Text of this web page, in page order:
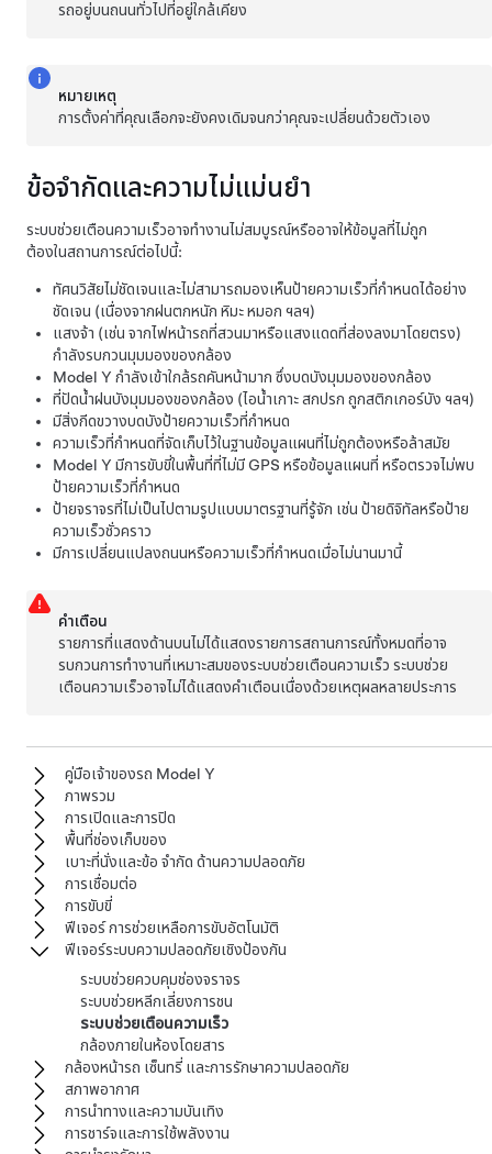
รถอยู่บนถนนทั่วไปที่อยู่ใกล้เคียง
หมายเหตุ
การตั้งค่าที่คุณเลือกจะยังคงเดิมจนกว่าคุณจะเปลี่ยนด้วยตัวเอง
ข้อจำกัดและความไม่แม่นยำ
ระบบช่วยเตือนความเร็วอาจทำงานไม่สมบูรณ์หรืออาจให้ข้อมูลที่ไม่ถูก
ต้องในสถานการณ์ต่อไปนี้:
ทัศนวิสัยไม่ชัดเจนและไม่สามารถมองเห็นป้ายความเร็วที่กำหนดได้อย่าง
ชัดเจน (เนื่องจากฝนตกหนัก หิมะ หมอก ฯลฯ)
แสงจ้า (เช่น จากไฟหน้ารถที่สวนมาหรือแสงแดดที่ส่องลงมาโดยตรง)
กำลังรบกวนมุมมองของกล้อง
Model Y กำลังเข้าใกล้รถคันหน้ามาก ซึ่งบดบังมุมมองของกล้อง
ที่ปัดน้ำฝนบังมุมมองของกล้อง (ไอน้ำเกาะ สกปรก ถูกสติกเกอร์บัง ฯลฯ)
มีสิ่งกีดขวางบดบังป้ายความเร็วที่กำหนด
ความเร็วที่กำหนดที่จัดเก็บไว้ในฐานข้อมูลแผนที่ไม่ถูกต้องหรือล้าสมัย
Model Y มีการขับขี่ในพื้นที่ที่ไม่มี GPS หรือข้อมูลแผนที่ หรือตรวจไม่พบ
ป้ายความเร็วที่กำหนด
ป้ายจราจรที่ไม่เป็นไปตามรูปแบบมาตรฐานที่รู้จัก เช่น ป้ายดิจิทัลหรือป้าย
ความเร็วชั่วคราว
มีการเปลี่ยนแปลงถนนหรือความเร็วที่กำหนดเมื่อไม่นานมานี้
คำเตือน
รายการที่แสดงด้านบนไม่ได้แสดงรายการสถานการณ์ทั้งหมดที่อาจ
รบกวนการทำงานที่เหมาะสมของระบบช่วยเตือนความเร็ว ระบบช่วย
เตือนความเร็วอาจไม่ได้แสดงคำเตือนเนื่องด้วยเหตุผลหลายประการ
คู่มือเจ้าของรถ Model Y
ภาพรวม
การเปิดและการปิด
พื้นที่ช่องเก็บของ
เบาะที่นั่งและข้อ จำกัด ด้านความปลอดภัย
การเชื่อมต่อ
การขับขี่
ฟีเจอร์ การช่วยเหลือการขับอัตโนมัติ
ฟีเจอร์ระบบความปลอดภัยเชิงป้องกัน
ระบบช่วยควบคุมช่องจราจร
ระบบช่วยหลีกเลี่ยงการชน
ระบบช่วยเตือนความเร็ว
กล้องภายในห้องโดยสาร
กล้องหน้ารถ เซ็นทรี่ และการรักษาความปลอดภัย
สภาพอากาศ
การนำทางและความบันเทิง
การชาร์จและการใช้พลังงาน